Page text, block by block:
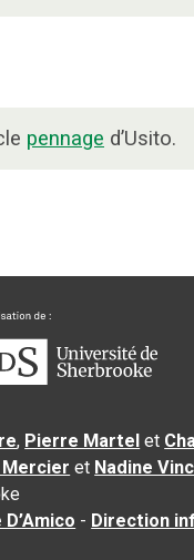
pennage d’Usito.
, Pierre Martel et
Mercier et Nadine
- Direction